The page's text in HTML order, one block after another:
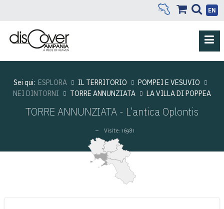
EN
Sei qui: ESPLORA IL TERRITORIO
POMPEI E VESUVIO
NEI DINTORNI
TORRE ANNUNZIATA LA VILLA DI POPPEA
TORRE ANNUNZIATA - L’antica Oplontis
Visite: 16981